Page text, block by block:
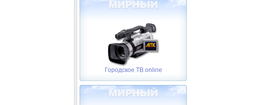
Городское ТВ online